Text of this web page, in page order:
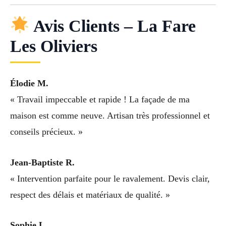
Avis Clients – La Fare
Les Oliviers
Élodie M.
« Travail impeccable et rapide ! La façade de ma
maison est comme neuve. Artisan très professionnel et
conseils précieux. »
Jean-Baptiste R.
« Intervention parfaite pour le ravalement. Devis clair,
respect des délais et matériaux de qualité. »